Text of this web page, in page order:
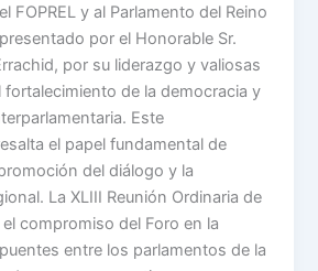
FOPREL y al Parlamento del Reino
por el Honorable Sr.
por su liderazgo y valiosas
de la democracia y
Este
el papel fundamental de
del diálogo y la
La XLIII Reunión Ordinaria de
el compromiso del Foro en la
entre los parlamentos de la